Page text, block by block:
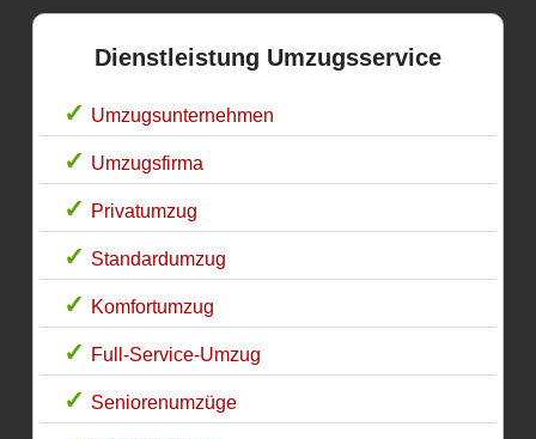
Dienstleistung Umzugsservice
Umzugsunternehmen
Umzugsfirma
Privatumzug
Standardumzug
Komfortumzug
Full-Service-Umzug
Seniorenumzüge